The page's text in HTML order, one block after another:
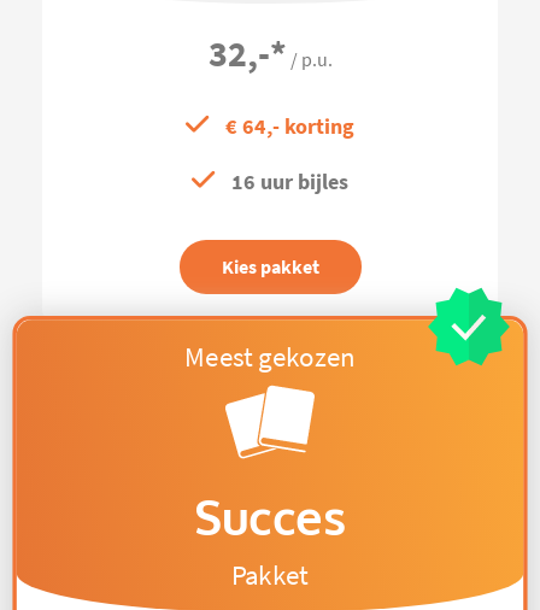
32,-* / p.u.
€ 64,- korting
16 uur bijles
Kies pakket
Succes
Pakket